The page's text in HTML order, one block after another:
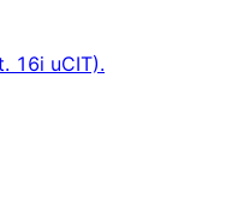
16i uCIT).